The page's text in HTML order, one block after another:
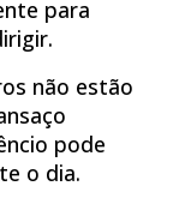
para
não estão
pode
o dia.